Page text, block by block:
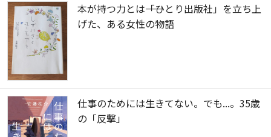
本が持つ力とは――「ひとり出版社」を立ち上
げた、ある女性の物語
仕事のためには生きてない。でも...。35歳
の「反撃」